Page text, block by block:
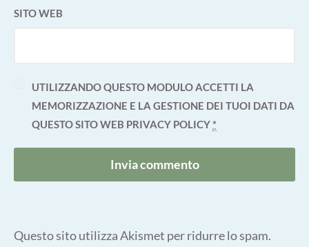
SITO WEB
UTILIZZANDO QUESTO MODULO ACCETTI LA
MEMORIZZAZIONE E LA GESTIONE DEI TUOI DATI DA
QUESTO SITO WEB PRIVACY POLICY*
Questo sito utilizza Akismet per ridurre lo spam.